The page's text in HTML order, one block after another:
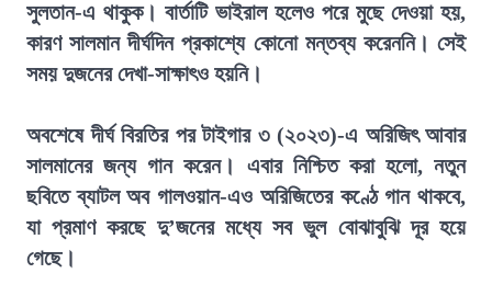
সুলতান-এ থাকুক। বার্তাটি ভাইরাল হলেও পরে মুছে দেওয়া হয়,
কারণ সালমান দীর্ঘদিন প্রকাশ্যে কোনো মন্তব্য করেননি। সেই
সময় দুজনের দেখা-সাক্ষাৎও হয়নি।
অবশেষে দীর্ঘ বিরতির পর টাইগার ৩ (২০২৩)-এ অরিজিৎ আবার
সালমানের জন্য গান করেন। এবার নিশ্চিত করা হলো, নতুন
ছবিতে ব্যাটল অব গালওয়ান-এও অরিজিতের কণ্ঠে গান থাকবে,
যা প্রমাণ করছে দু’জনের মধ্যে সব ভুল বোঝাবুঝি দূর হয়ে
গেছে।